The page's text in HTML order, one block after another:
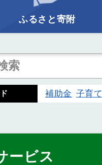
ふるさと寄附
補助金 子育て
ービス